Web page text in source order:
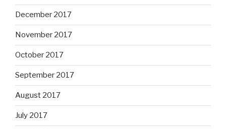
December 2017
November 2017
October 2017
September 2017
August 2017
July 2017